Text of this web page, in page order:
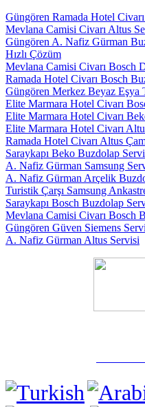
Güngören Ramada Hotel
Mevlana Camisi Civarı Altus
Güngören A. Nafiz Gürman
Hızlı Çözüm
Mevlana Camisi Civarı Bosch
Ramada Hotel Civarı Bosch
Güngören Merkez Beyaz Eşya
Elite Marmara Hotel Civarı
Elite Marmara Hotel Civarı
Elite Marmara Hotel Civarı
Ramada Hotel Civarı Altus
Saraykapı Beko Buzdolap
A. Nafiz Gürman Samsung
A. Nafiz Gürman Arçelik
Turistik Çarşı Samsung
Saraykapı Bosch Buzdolap
Mevlana Camisi Civarı Bosch
Güngören Güven Siemens
A. Nafiz Gürman Altus Servisi